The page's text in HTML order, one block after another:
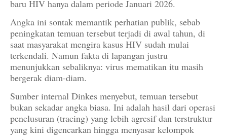
baru HIV hanya dalam periode Januari 2026.
Angka ini sontak memantik perhatian publik, sebab
peningkatan temuan tersebut terjadi di awal tahun, di
saat masyarakat mengira kasus HIV sudah mulai
terkendali. Namun fakta di lapangan justru
menunjukkan sebaliknya: virus mematikan itu masih
bergerak diam-diam.
Sumber internal Dinkes menyebut, temuan tersebut
bukan sekadar angka biasa. Ini adalah hasil dari operasi
penelusuran (tracing) yang lebih agresif dan terstruktur
yang kini digencarkan hingga menyasar kelompok